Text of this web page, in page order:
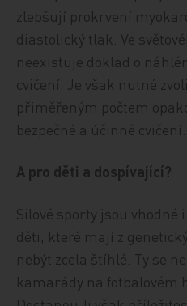
zlepšují prokrvení
diastolický tlak. Ve
neexistuje doklad o
cvičení. Je však nutné
přiměřeným počtem
bezpečné a účinné cvičení.
A pro děti a dospívající?
Silové sporty jsou vhodné
děti, které mají z
nebýt zcela štíhlé. Ty se
kamarády na fotbalovém